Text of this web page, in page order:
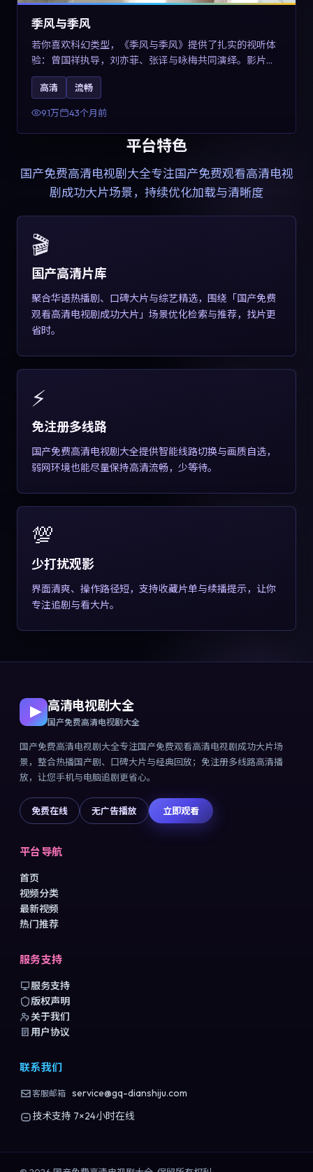
季风与季风
若你喜欢科幻类型，《季风与季风》提供了扎实的视听体
验：曾国祥执导，刘亦菲、张译与咏梅共同演绎。影片
2023年于西班牙上映，内容在有限空间内完成高密度的戏
剧冲突，关键词包含高清流畅、人物关系与情节反转，适
合检索「2023科幻」「西班牙电影」的用户。
高清 流畅
9.1万 43个月前
平台特色
国产免费高清电视剧大全专注国产免费观看高清电视
剧成功大片场景，持续优化加载与清晰度
🎬
国产高清片库
聚合华语热播剧、口碑大片与综艺精选，围绕「国产免费
观看高清电视剧成功大片」场景优化检索与推荐，找片更
省时。
⚡
免注册多线路
国产免费高清电视剧大全提供智能线路切换与画质自选，
弱网环境也能尽量保持高清流畅，少等待。
💯
少打扰观影
界面清爽、操作路径短，支持收藏片单与续播提示，让你
专注追剧与看大片。
高清电视剧大全
国产免费高清电视剧大全
国产免费高清电视剧大全专注国产免费观看高清电视剧成功大片场
景，整合热播国产剧、口碑大片与经典回放；免注册多线路高清播
放，让您手机与电脑追剧更省心。
免费在线 无广告播放 立即观看
平台导航
首页
视频分类
最新视频
热门推荐
服务支持
服务支持
版权声明
关于我们
用户协议
联系我们
客服邮箱 service@gq-dianshiju.com
技术支持 7×24小时在线